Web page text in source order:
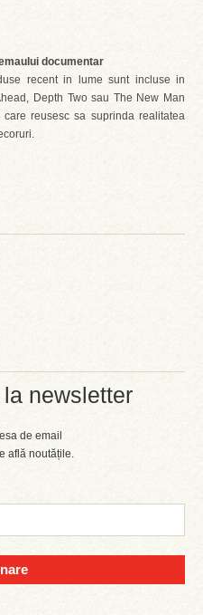
newsletter
de email
află noutățile.
documentar
recent in lume sunt incluse in
Depth Two sau The New Man
reusesc sa suprinda realitatea